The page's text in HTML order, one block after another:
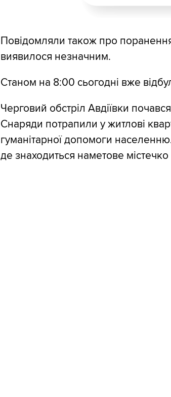
Повідомляли також про
виявилося незначним.
Станом на 8:00 сьогодні вже
Черговий обстріл Авдіївки
Снаряди потрапили у житлові
гуманітарної допомоги
де знаходиться наметове містечко